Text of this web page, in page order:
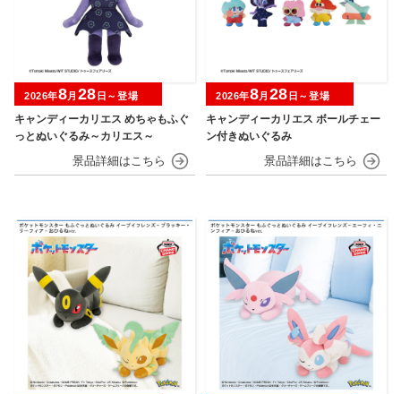
キャンディーカリエス めちゃもふぐ
っとぬいぐるみ～カリエス～
2026年8月 28 日～登場
キャンディーカリエス ボールチェー
ン付きぬいぐるみ
2026年8月 28 日～登場